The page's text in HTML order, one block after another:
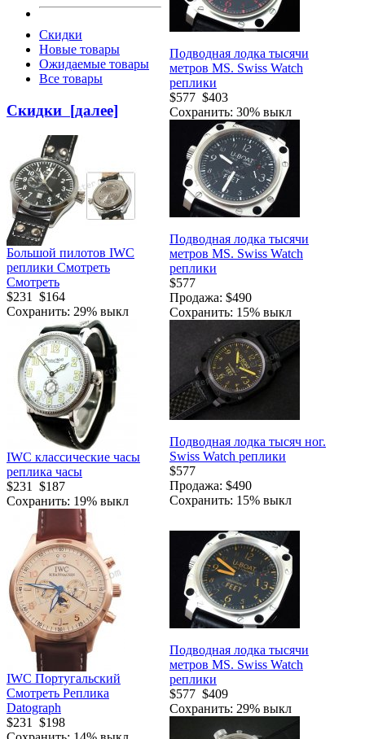
Скидки
Новые товары
Ожидаемые товары
Все товары
Скидки [далее]
Большой пилотов IWC
реплики Смотреть
Смотреть
$231
$164
Сохранить: 29% выкл
IWC классические часы
реплика часы
$231
$187
Сохранить: 19% выкл
IWC Португальский
Смотреть Реплика
Datograph
$231
$198
Подводная лодка тысячи
метров MS. Swiss Watch
реплики
$577 $403
Сохранить: 30% выкл
Подводная лодка тысячи
метров MS. Swiss Watch
реплики
$577
Продажа: $490
Сохранить: 15% выкл
Подводная лодка тысяч ног.
Swiss Watch реплики
$577
Продажа: $490
Сохранить: 15% выкл
Подводная лодка тысячи
метров MS. Swiss Watch
реплики
$577 $409
Сохранить: 29% выкл